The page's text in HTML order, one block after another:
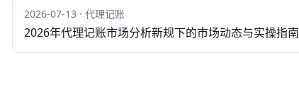
2026-07-13 · 代理记账
2026年代理记账市场分析新规下的市场动态与实操指南